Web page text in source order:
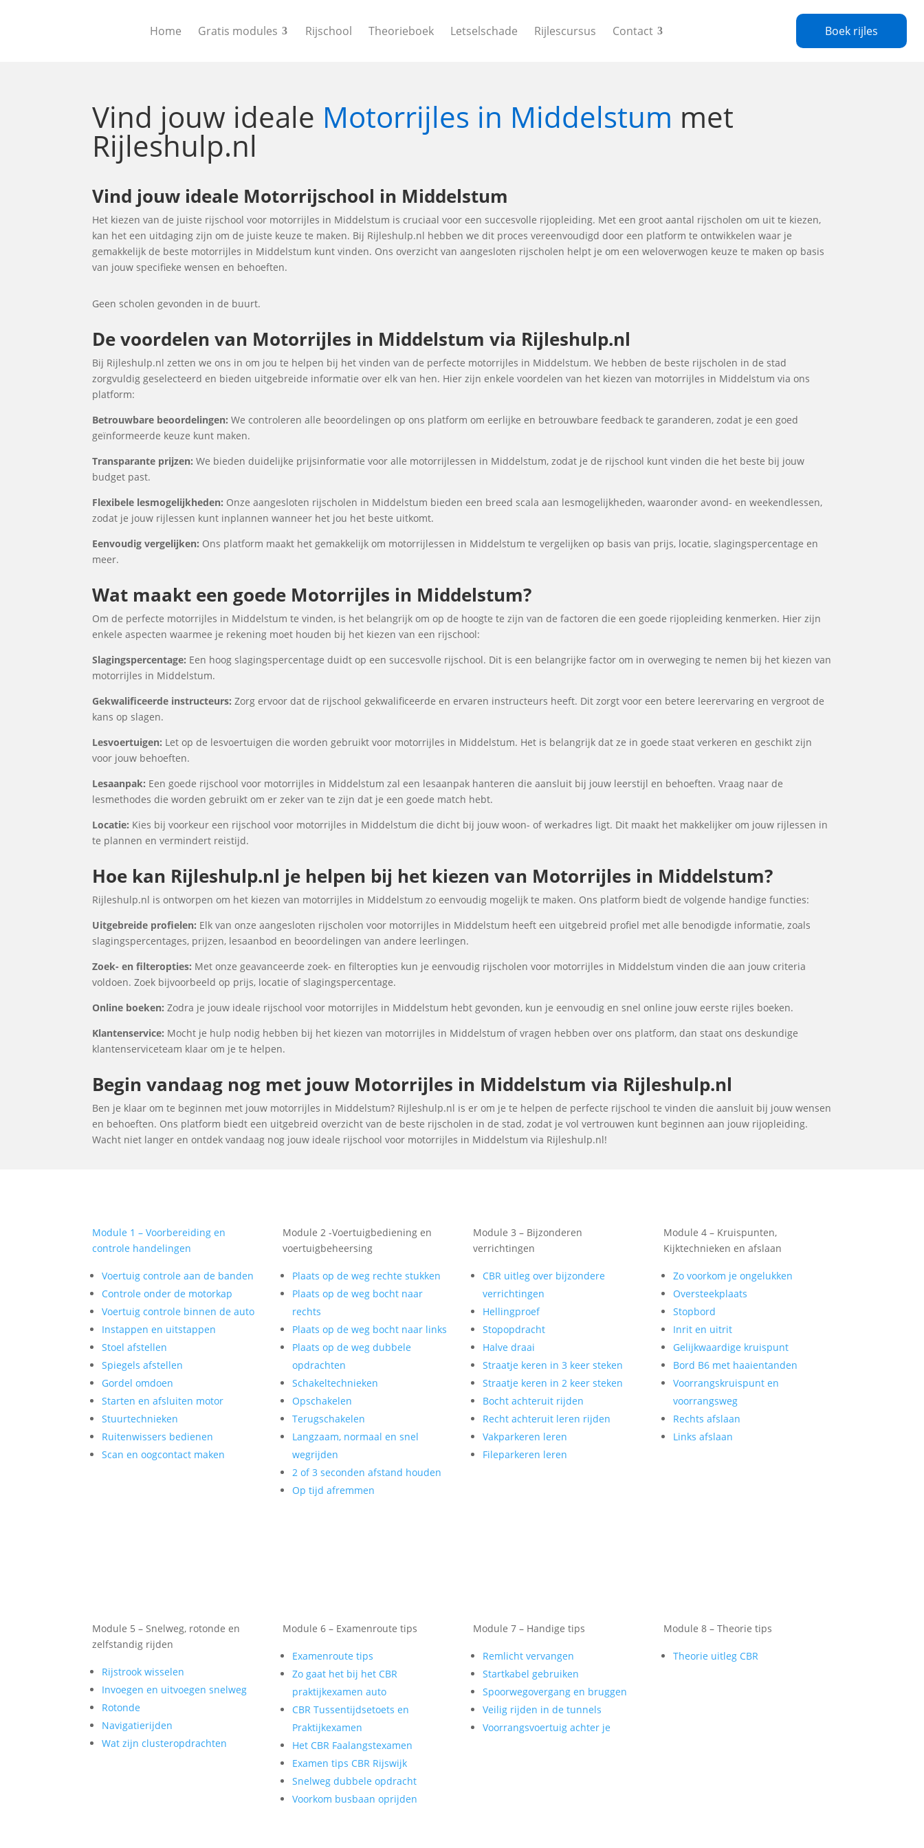
Home Gratis modules Rijschool Theorieboek Letselschade Rijlescursus Contact Boek rijles
Vind jouw ideale Motorrijles in Middelstum met
Rijleshulp.nl
Vind jouw ideale Motorrijschool in Middelstum
Het kiezen van de juiste rijschool voor motorrijles in Middelstum is cruciaal voor een succesvolle rijopleiding. Met een groot aantal rijscholen om uit te kiezen,
kan het een uitdaging zijn om de juiste keuze te maken. Bij Rijleshulp.nl hebben we dit proces vereenvoudigd door een platform te ontwikkelen waar je
gemakkelijk de beste motorrijles in Middelstum kunt vinden. Ons overzicht van aangesloten rijscholen helpt je om een weloverwogen keuze te maken op basis
van jouw specifieke wensen en behoeften.
Geen scholen gevonden in de buurt.
De voordelen van Motorrijles in Middelstum via Rijleshulp.nl
Bij Rijleshulp.nl zetten we ons in om jou te helpen bij het vinden van de perfecte motorrijles in Middelstum. We hebben de beste rijscholen in de stad
zorgvuldig geselecteerd en bieden uitgebreide informatie over elk van hen. Hier zijn enkele voordelen van het kiezen van motorrijles in Middelstum via ons
platform:
Betrouwbare beoordelingen: We controleren alle beoordelingen op ons platform om eerlijke en betrouwbare feedback te garanderen, zodat je een goed
geïnformeerde keuze kunt maken.
Transparante prijzen: We bieden duidelijke prijsinformatie voor alle motorrijlessen in Middelstum, zodat je de rijschool kunt vinden die het beste bij jouw
budget past.
Flexibele lesmogelijkheden: Onze aangesloten rijscholen in Middelstum bieden een breed scala aan lesmogelijkheden, waaronder avond- en weekendlessen,
zodat je jouw rijlessen kunt inplannen wanneer het jou het beste uitkomt.
Eenvoudig vergelijken: Ons platform maakt het gemakkelijk om motorrijlessen in Middelstum te vergelijken op basis van prijs, locatie, slagingspercentage en
meer.
Wat maakt een goede Motorrijles in Middelstum?
Om de perfecte motorrijles in Middelstum te vinden, is het belangrijk om op de hoogte te zijn van de factoren die een goede rijopleiding kenmerken. Hier zijn
enkele aspecten waarmee je rekening moet houden bij het kiezen van een rijschool:
Slagingspercentage: Een hoog slagingspercentage duidt op een succesvolle rijschool. Dit is een belangrijke factor om in overweging te nemen bij het kiezen van
motorrijles in Middelstum.
Gekwalificeerde instructeurs: Zorg ervoor dat de rijschool gekwalificeerde en ervaren instructeurs heeft. Dit zorgt voor een betere leerervaring en vergroot de
kans op slagen.
Lesvoertuigen: Let op de lesvoertuigen die worden gebruikt voor motorrijles in Middelstum. Het is belangrijk dat ze in goede staat verkeren en geschikt zijn
voor jouw behoeften.
Lesaanpak: Een goede rijschool voor motorrijles in Middelstum zal een lesaanpak hanteren die aansluit bij jouw leerstijl en behoeften. Vraag naar de
lesmethodes die worden gebruikt om er zeker van te zijn dat je een goede match hebt.
Locatie: Kies bij voorkeur een rijschool voor motorrijles in Middelstum die dicht bij jouw woon- of werkadres ligt. Dit maakt het makkelijker om jouw rijlessen in
te plannen en vermindert reistijd.
Hoe kan Rijleshulp.nl je helpen bij het kiezen van Motorrijles in Middelstum?
Rijleshulp.nl is ontworpen om het kiezen van motorrijles in Middelstum zo eenvoudig mogelijk te maken. Ons platform biedt de volgende handige functies:
Uitgebreide profielen: Elk van onze aangesloten rijscholen voor motorrijles in Middelstum heeft een uitgebreid profiel met alle benodigde informatie, zoals
slagingspercentages, prijzen, lesaanbod en beoordelingen van andere leerlingen.
Zoek- en filteropties: Met onze geavanceerde zoek- en filteropties kun je eenvoudig rijscholen voor motorrijles in Middelstum vinden die aan jouw criteria
voldoen. Zoek bijvoorbeeld op prijs, locatie of slagingspercentage.
Online boeken: Zodra je jouw ideale rijschool voor motorrijles in Middelstum hebt gevonden, kun je eenvoudig en snel online jouw eerste rijles boeken.
Klantenservice: Mocht je hulp nodig hebben bij het kiezen van motorrijles in Middelstum of vragen hebben over ons platform, dan staat ons deskundige
klantenserviceteam klaar om je te helpen.
Begin vandaag nog met jouw Motorrijles in Middelstum via Rijleshulp.nl
Ben je klaar om te beginnen met jouw motorrijles in Middelstum? Rijleshulp.nl is er om je te helpen de perfecte rijschool te vinden die aansluit bij jouw wensen
en behoeften. Ons platform biedt een uitgebreid overzicht van de beste rijscholen in de stad, zodat je vol vertrouwen kunt beginnen aan jouw rijopleiding.
Wacht niet langer en ontdek vandaag nog jouw ideale rijschool voor motorrijles in Middelstum via Rijleshulp.nl!
Module 1 – Voorbereiding en
controle handelingen
Voertuig controle aan de banden
Controle onder de motorkap
Voertuig controle binnen de auto
Instappen en uitstappen
Stoel afstellen
Spiegels afstellen
Gordel omdoen
Starten en afsluiten motor
Stuurtechnieken
Ruitenwissers bedienen
Scan en oogcontact maken
Module 2 -Voertuigbediening en
voertuigbeheersing
Plaats op de weg rechte stukken
Plaats op de weg bocht naar
rechts
Plaats op de weg bocht naar links
Plaats op de weg dubbele
opdrachten
Schakeltechnieken
Opschakelen
Terugschakelen
Langzaam, normaal en snel
wegrijden
2 of 3 seconden afstand houden
Op tijd afremmen
Module 3 – Bijzonderen
verrichtingen
CBR uitleg over bijzondere
verrichtingen
Hellingproef
Stopopdracht
Halve draai
Straatje keren in 3 keer steken
Straatje keren in 2 keer steken
Bocht achteruit rijden
Recht achteruit leren rijden
Vakparkeren leren
Fileparkeren leren
Module 4 – Kruispunten,
Kijktechnieken en afslaan
Zo voorkom je ongelukken
Oversteekplaats
Stopbord
Inrit en uitrit
Gelijkwaardige kruispunt
Bord B6 met haaientanden
Voorrangskruispunt en
voorrangsweg
Rechts afslaan
Links afslaan
Module 5 – Snelweg, rotonde en
zelfstandig rijden
Rijstrook wisselen
Invoegen en uitvoegen snelweg
Rotonde
Navigatierijden
Wat zijn clusteropdrachten
Module 6 – Examenroute tips
Examenroute tips
Zo gaat het bij het CBR
praktijkexamen auto
CBR Tussentijdsetoets en
Praktijkexamen
Het CBR Faalangstexamen
Examen tips CBR Rijswijk
Snelweg dubbele opdracht
Voorkom busbaan oprijden
Module 7 – Handige tips
Remlicht vervangen
Startkabel gebruiken
Spoorwegovergang en bruggen
Veilig rijden in de tunnels
Voorrangsvoertuig achter je
Module 8 – Theorie tips
Theorie uitleg CBR